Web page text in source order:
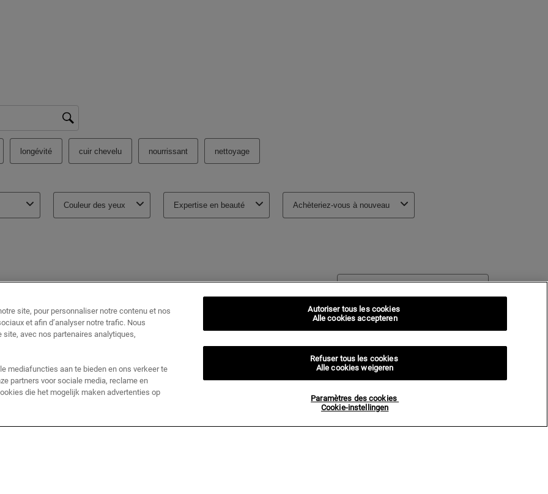
site, pour personnaliser notre contenu et nos
et afin d’analyser notre trafic. Nous
avec nos partenaires analytiques,
mediafuncties aan te bieden en ons verkeer te
partners voor sociale media, reclame en
die het mogelijk maken advertenties op
Paramètres des cookies
Cookie-instellingen
Refuser tous les cookies
Alle cookies weigeren
Autoriser tous les cookies
Alle cookies accepteren